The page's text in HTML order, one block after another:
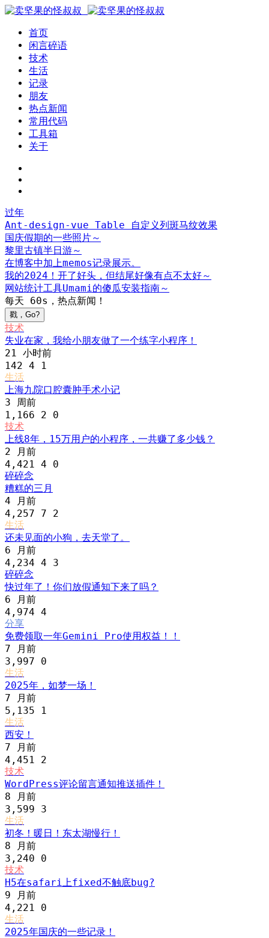
首页
闲言碎语
技术
生活
记录
朋友
热点新闻
常用代码
工具箱
关于
过年
Ant-design-vue Table 自定义列斑马纹效果
国庆假期的一些照片～
黎里古镇半日游～
在博客中加上memos记录展示。
我的2024！开了好头，但结尾好像有点不太好～
网站统计工具Umami的傻瓜安装指南～
每天 60s，热点新闻！
戳，Go?
技术
失业在家，我给小朋友做了一个练字小程序！
21 小时前
142 4
1
生活
上海九院口腔囊肿手术小记
3 周前
1,166 2 0
技术
上线8年，15万用户的小程序，一共赚了多少钱？
2 月前
4,421 4 0
碎碎念
糟糕的三月
4 月前
4,257 7 2
生活
还未见面的小狗，去天堂了。
6 月前
4,234 4 3
碎碎念
快过年了！你们放假通知下来了吗？
6 月前
4,974 4
分享
免费领取一年Gemini Pro使用权益！！
7 月前
3,997 0
生活
2025年，如梦一场！
7 月前
5,135
1
生活
西安！
7 月前
4,451 2
技术
WordPress评论留言通知推送插件！
8 月前
3,599 3
生活
初冬！暖日！东太湖慢行！
8 月前
3,240 0
技术
H5在safari上fixed不触底bug?
9 月前
4,221 0
生活
2025年国庆的一些记录！